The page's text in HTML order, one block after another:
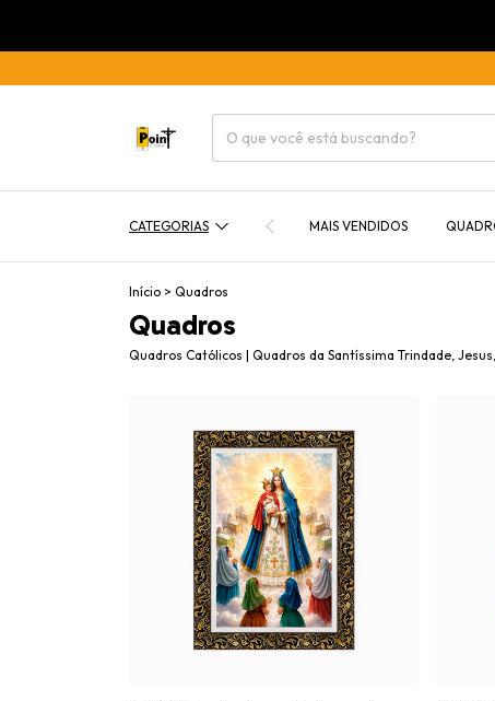
CATEGORIAS MAIS VENDIDOS
Início > Quadros
Quadros
Quadros Católicos | Quadros da Santíssima Trindade,